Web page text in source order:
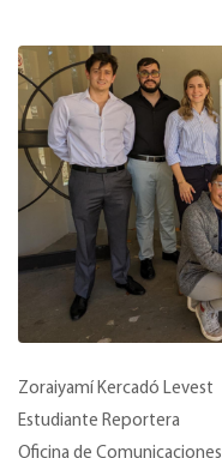
Zoraiyamí Kercadó Levest
Estudiante Reportera
Oficina de Comunicaciones